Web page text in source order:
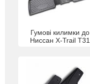
Гумові килимки до
Ниссан X-Trail T31